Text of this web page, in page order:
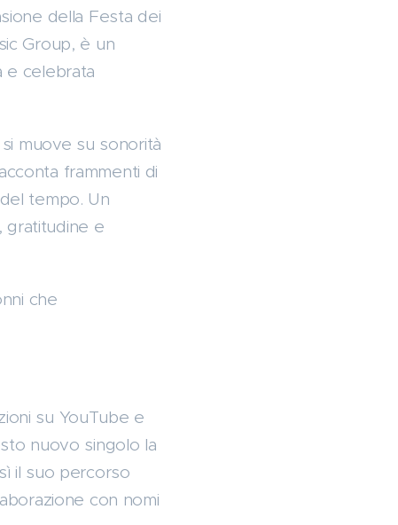
della Festa dei
Group, è un
e celebrata
muove su sonorità
frammenti di
tempo. Un
gratitudine e
che
su YouTube e
nuovo singolo la
il suo percorso
con nomi